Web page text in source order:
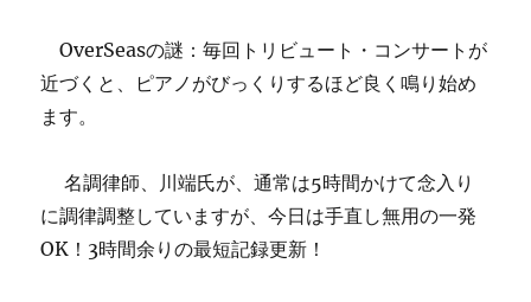
OverSeasの謎：毎回トリビュート・コンサートが
近づくと、ピアノがびっくりするほど良く鳴り始め
ます。
名調律師、川端氏が、通常は5時間かけて念入り
に調律調整していますが、今日は手直し無用の一発
OK！3時間余りの最短記録更新！